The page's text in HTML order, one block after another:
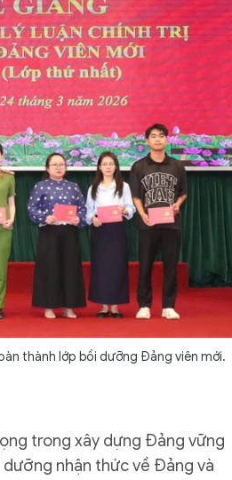
thành lớp bồi dưỡng Đảng viên mới.
trong xây dựng Đảng vững
nhận thức về Đảng và